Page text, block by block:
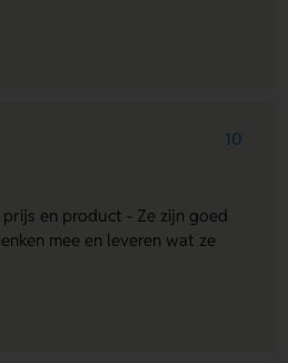
10
en product - Ze zijn goed
mee en leveren wat ze